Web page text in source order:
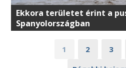
Ekkora területet érint a
Spanyolországban
1 2 3